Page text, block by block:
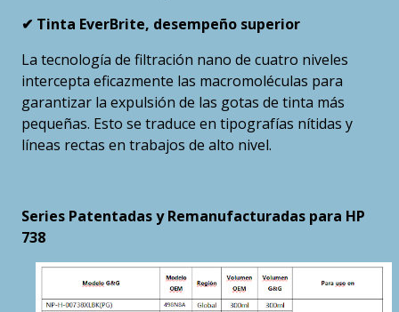
✔ Tinta EverBrite, desempeño superior
La tecnología de filtración nano de cuatro niveles
intercepta eficazmente las macromoléculas para
garantizar la expulsión de las gotas de tinta más
pequeñas. Esto se traduce en tipografías nítidas y
líneas rectas en trabajos de alto nivel.
Series Patentadas y Remanufacturadas para HP
738